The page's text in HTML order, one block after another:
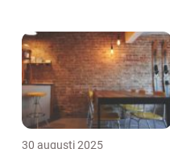
30 augusti 2025